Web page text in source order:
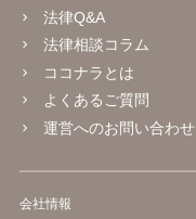
法律Q&A
法律相談コラム
ココナラとは
よくあるご質問
運営へのお問い合わせ
会社情報